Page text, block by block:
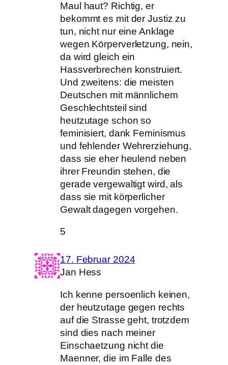
Maul haut? Richtig, er
bekommt es mit der Justiz zu
tun, nicht nur eine Anklage
wegen Körperverletzung, nein,
da wird gleich ein
Hassverbrechen konstruiert.
Und zweitens: die meisten
Deutschen mit männlichem
Geschlechtsteil sind
heutzutage schon so
feminisiert, dank Feminismus
und fehlender Wehrerziehung,
dass sie eher heulend neben
ihrer Freundin stehen, die
gerade vergewaltigt wird, als
dass sie mit körperlicher
Gewalt dagegen vorgehen.
5
17. Februar 2024
Jan Hess
Ich kenne persoenlich keinen,
der heutzutage gegen rechts
auf die Strasse geht, trotzdem
sind dies nach meiner
Einschaetzung nicht die
Maenner, die im Falle des